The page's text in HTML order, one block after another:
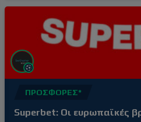
ΠΡΟΣΦΟΡΈΣ*
Superbet: Οι ευρωπαϊκές